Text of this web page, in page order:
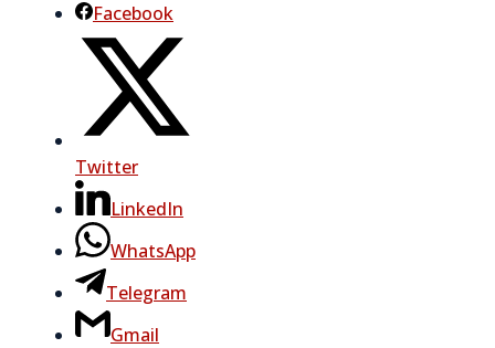
Facebook
Twitter
LinkedIn
WhatsApp
Telegram
Gmail